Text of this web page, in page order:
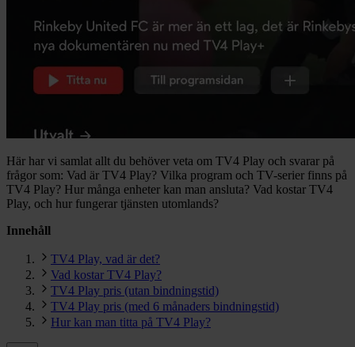
Här har vi samlat allt du behöver veta om TV4 Play och svarar på
frågor som: Vad är TV4 Play? Vilka program och TV-serier finns på
TV4 Play? Hur många enheter kan man ansluta? Vad kostar TV4
Play, och hur fungerar tjänsten utomlands?
Innehåll
TV4 Play, vad är det?
Vad kostar TV4 Play?
TV4 Play pris (utan bindningstid)
TV4 Play pris (med 6 månaders bindningstid)
Hur kan man titta på TV4 Play?